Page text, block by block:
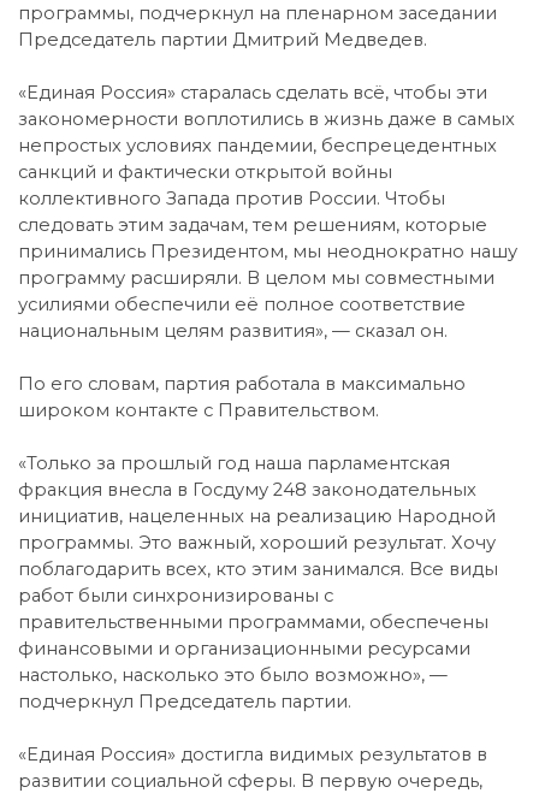
программы, подчеркнул на пленарном заседании
Председатель партии Дмитрий Медведев.
«Единая Россия» старалась сделать всё, чтобы эти
закономерности воплотились в жизнь даже в самых
непростых условиях пандемии, беспрецедентных
санкций и фактически открытой войны
коллективного Запада против России. Чтобы
следовать этим задачам, тем решениям, которые
принимались Президентом, мы неоднократно нашу
программу расширяли. В целом мы совместными
усилиями обеспечили её полное соответствие
национальным целям развития», — сказал он.
По его словам, партия работала в максимально
широком контакте с Правительством.
«Только за прошлый год наша парламентская
фракция внесла в Госдуму 248 законодательных
инициатив, нацеленных на реализацию Народной
программы. Это важный, хороший результат. Хочу
поблагодарить всех, кто этим занимался. Все виды
работ были синхронизированы с
правительственными программами, обеспечены
финансовыми и организационными ресурсами
настолько, насколько это было возможно», —
подчеркнул Председатель партии.
«Единая Россия» достигла видимых результатов в
развитии социальной сферы. В первую очередь,